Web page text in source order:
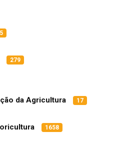
279
da Agricultura 17
1658